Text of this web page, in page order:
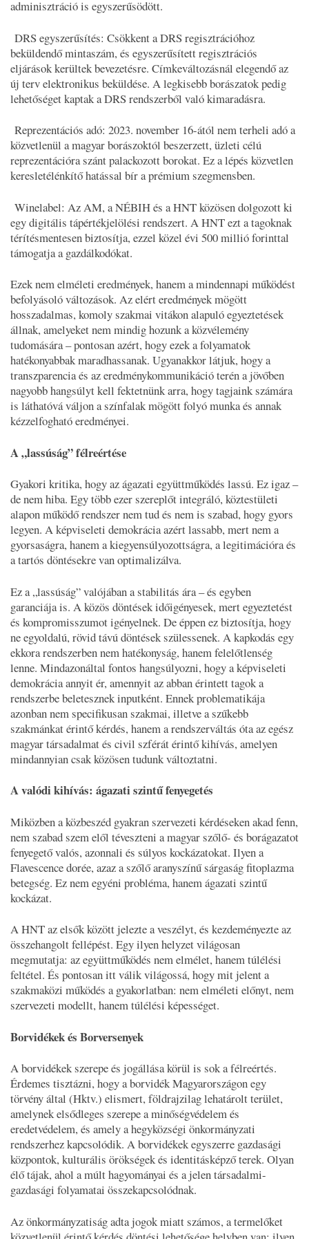
adminisztráció is egyszerűsödött.
DRS egyszerűsítés: Csökkent a DRS regisztrációhoz
beküldendő mintaszám, és egyszerűsített regisztrációs
eljárások kerültek bevezetésre. Címkeváltozásnál elegendő az
új terv elektronikus beküldése. A legkisebb borászatok pedig
lehetőséget kaptak a DRS rendszerből való kimaradásra.
Reprezentációs adó: 2023. november 16-ától nem terheli adó a
közvetlenül a magyar borászoktól beszerzett, üzleti célú
reprezentációra szánt palackozott borokat. Ez a lépés közvetlen
keresletélénkítő hatással bír a prémium szegmensben.
Winelabel: Az AM, a NÉBIH és a HNT közösen dolgozott ki
egy digitális tápértékjelölési rendszert. A HNT ezt a tagoknak
térítésmentesen biztosítja, ezzel közel évi 500 millió forinttal
támogatja a gazdálkodókat.
Ezek nem elméleti eredmények, hanem a mindennapi működést
befolyásoló változások. Az elért eredmények mögött
hosszadalmas, komoly szakmai vitákon alapuló egyeztetések
állnak, amelyeket nem mindig hozunk a közvélemény
tudomására – pontosan azért, hogy ezek a folyamatok
hatékonyabbak maradhassanak. Ugyanakkor látjuk, hogy a
transzparencia és az eredménykommunikáció terén a jövőben
nagyobb hangsúlyt kell fektetnünk arra, hogy tagjaink számára
is láthatóvá váljon a színfalak mögött folyó munka és annak
kézzelfogható eredményei.
A „lassúság” félreértése
Gyakori kritika, hogy az ágazati együttműködés lassú. Ez igaz –
de nem hiba. Egy több ezer szereplőt integráló, köztestületi
alapon működő rendszer nem tud és nem is szabad, hogy gyors
legyen. A képviseleti demokrácia azért lassabb, mert nem a
gyorsaságra, hanem a kiegyensúlyozottságra, a legitimációra és
a tartós döntésekre van optimalizálva.
Ez a „lassúság” valójában a stabilitás ára – és egyben
garanciája is. A közös döntések időigényesek, mert egyeztetést
és kompromisszumot igényelnek. De éppen ez biztosítja, hogy
ne egyoldalú, rövid távú döntések szülessenek. A kapkodás egy
ekkora rendszerben nem hatékonyság, hanem felelőtlenség
lenne. Mindazonáltal fontos hangsúlyozni, hogy a képviseleti
demokrácia annyit ér, amennyit az abban érintett tagok a
rendszerbe beletesznek inputként. Ennek problematikája
azonban nem specifikusan szakmai, illetve a szűkebb
szakmánkat érintő kérdés, hanem a rendszerváltás óta az egész
magyar társadalmat és civil szférát érintő kihívás, amelyen
mindannyian csak közösen tudunk változtatni.
A valódi kihívás: ágazati szintű fenyegetés
Miközben a közbeszéd gyakran szervezeti kérdéseken akad fenn,
nem szabad szem elől téveszteni a magyar szőlő- és borágazatot
fenyegető valós, azonnali és súlyos kockázatokat. Ilyen a
Flavescence dorée, azaz a szőlő aranyszínű sárgaság fitoplazma
betegség. Ez nem egyéni probléma, hanem ágazati szintű
kockázat.
A HNT az elsők között jelezte a veszélyt, és kezdeményezte az
összehangolt fellépést. Egy ilyen helyzet világosan
megmutatja: az együttműködés nem elmélet, hanem túlélési
feltétel. És pontosan itt válik világossá, hogy mit jelent a
szakmaközi működés a gyakorlatban: nem elméleti előnyt, nem
szervezeti modellt, hanem túlélési képességet.
Borvidékek és Borversenyek
A borvidékek szerepe és jogállása körül is sok a félreértés.
Érdemes tisztázni, hogy a borvidék Magyarországon egy
törvény által (Hktv.) elismert, földrajzilag lehatárolt terület,
amelynek elsődleges szerepe a minőségvédelem és
eredetvédelem, és amely a hegyközségi önkormányzati
rendszerhez kapcsolódik. A borvidékek egyszerre gazdasági
központok, kulturális örökségek és identitásképző terek. Olyan
élő tájak, ahol a múlt hagyományai és a jelen társadalmi-
gazdasági folyamatai összekapcsolódnak.
Az önkormányzatiság adta jogok miatt számos, a termelőket